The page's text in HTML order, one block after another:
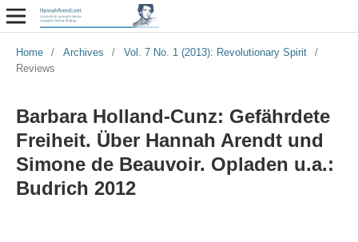
Home / Archives / Vol. 7 No. 1 (2013): Revolutionary Spirit
/
Reviews
Barbara Holland-Cunz: Gefährdete
Freiheit. Über Hannah Arendt und
Simone de Beauvoir. Opladen u.a.:
Budrich 2012